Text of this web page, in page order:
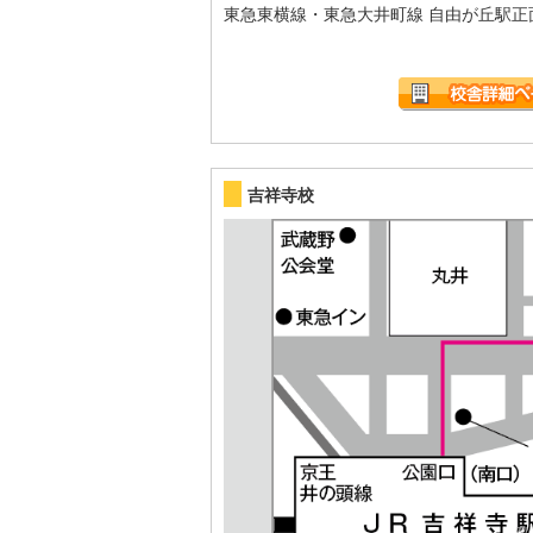
東急東横線・東急大井町線 自由が丘駅
吉祥寺校